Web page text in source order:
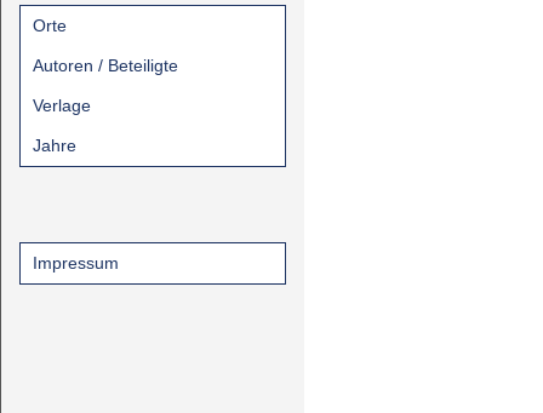
Orte
Autoren / Beteiligte
Verlage
Jahre
Impressum